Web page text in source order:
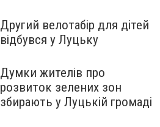
Другий велотабір для дітей
відбувся у Луцьку
Думки жителів про
розвиток зелених зон
збирають у Луцькій громаді